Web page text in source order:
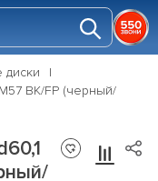
диски
BK/FP (черный/